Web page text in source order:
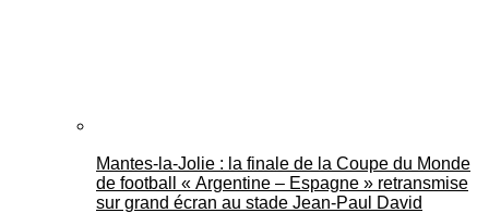
Mantes-la-Jolie : la finale de la Coupe du Monde
de football « Argentine – Espagne » retransmise
sur grand écran au stade Jean-Paul David